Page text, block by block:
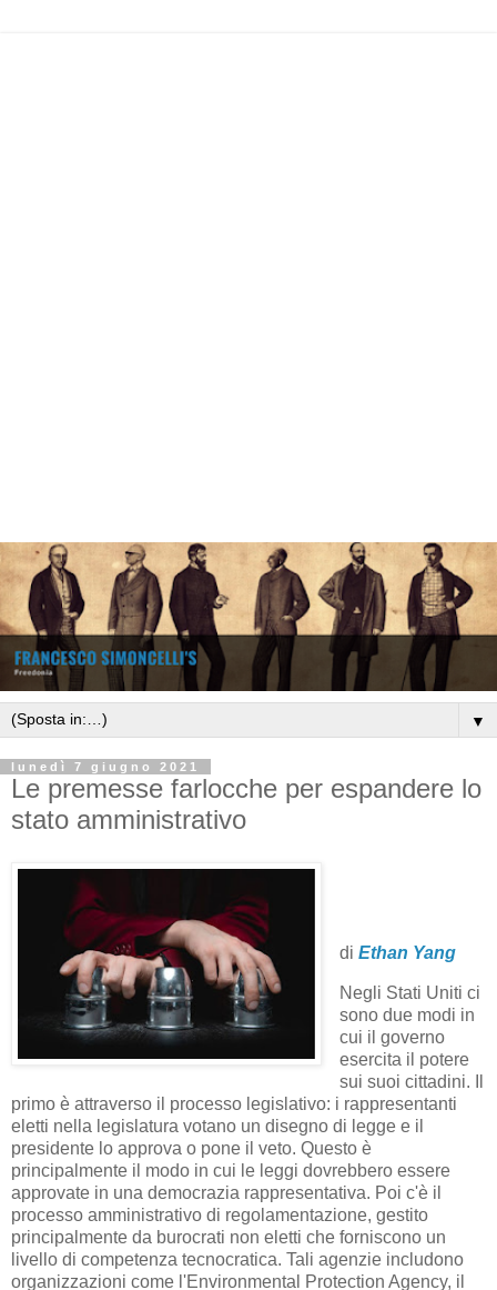
▼
lunedì 7 giugno 2021
Le premesse farlocche per espandere lo
stato amministrativo
di Ethan Yang
Negli Stati Uniti ci
sono due modi in
cui il governo
esercita il potere
sui suoi cittadini. Il
primo è attraverso il processo legislativo: i rappresentanti
eletti nella legislatura votano un disegno di legge e il
presidente lo approva o pone il veto. Questo è
principalmente il modo in cui le leggi dovrebbero essere
approvate in una democrazia rappresentativa. Poi c'è il
processo amministrativo di regolamentazione, gestito
principalmente da burocrati non eletti che forniscono un
livello di competenza tecnocratica. Tali agenzie includono
organizzazioni come l'Environmental Protection Agency, il